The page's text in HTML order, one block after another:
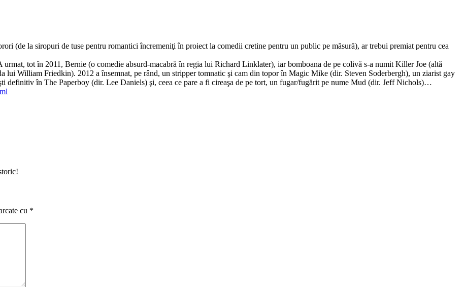
(de la siropuri de tuse pentru romantici încremeniţi în proiect la comedii cretine pentru un public pe măsură), ar trebui premiat pentru cea
tot în 2011, Bernie (o comedie absurd-macabră în regia lui Richard Linklater), iar bomboana de pe colivă s-a numit Killer Joe (altă
lui William Friedkin). 2012 a însemnat, pe rând, un stripper tomnatic şi cam din topor în Magic Mike (dir. Steven Soderbergh), un ziarist gay
definitiv în The Paperboy (dir. Lee Daniels) şi, ceea ce pare a fi cireaşa de pe tort, un fugar/fugărit pe nume Mud (dir. Jeff Nichols)…
cu *